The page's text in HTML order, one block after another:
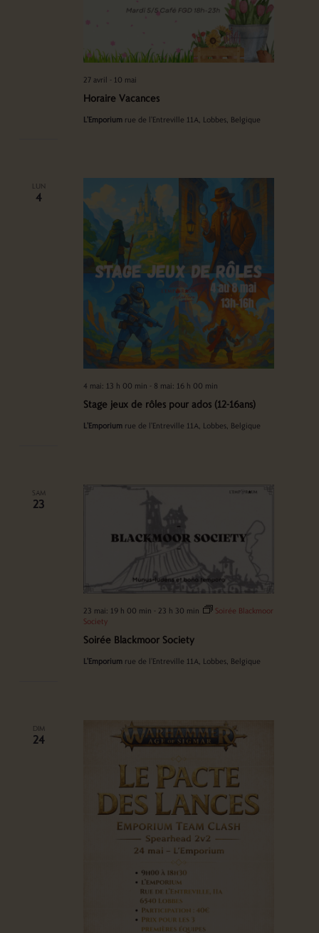
Horaire Vacances
27 avril - 10 mai
L'Emporium rue de l'Entreville 11A, Lobbes, Belgique
LUN
4
Stage jeux de rôles pour ados (12-16ans)
4 mai: 13 h 00 min - 8 mai: 16 h 00 min
L'Emporium rue de l'Entreville 11A, Lobbes, Belgique
SAM
23
Soirée Blackmoor Society
23 mai: 19 h 00 min - 23 h 30 min
Soirée Blackmoor
Society
L'Emporium rue de l'Entreville 11A, Lobbes, Belgique
DIM
24